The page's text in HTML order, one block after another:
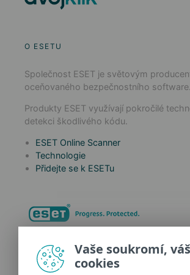
O ESETU
Společnost ESET je světovým
oceňovaného bezpečnostního software.
Produkty ESET využívají pokročilé
detekci škodlivého kódu.
ESET Online Scanner
Technologie
Přidejte se k ESETu
KONTAKTY
Vaše soukromí,
cookies